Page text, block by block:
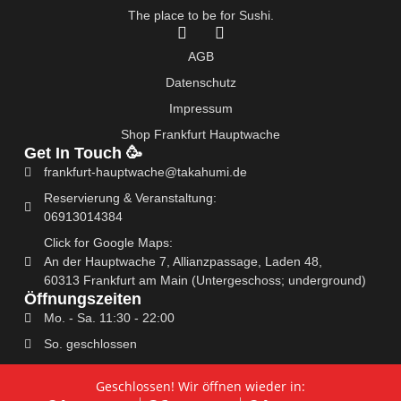
The place to be for Sushi.
F
c
e
o
o
k
f
I
t
g
r
a
AGB
Datenschutz
Impressum
Shop Frankfurt Hauptwache
Get In Touch 🥳
frankfurt-hauptwache@takahumi.de
Reservierung & Veranstaltung:
06913014384
Click for Google Maps:
An der Hauptwache 7, Allianzpassage, Laden 48,
60313 Frankfurt am Main (Untergeschoss; underground)
Öffnungszeiten
Mo. - Sa. 11:30 - 22:00
So. geschlossen
Geschlossen! Wir öffnen wieder in: